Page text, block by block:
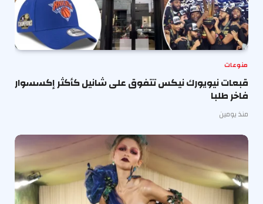
منوعات
قبعات نيويورك نيكس تتفوق على شانيل كأكثر إكسسوار
فاخر طلبا
منذ يومين